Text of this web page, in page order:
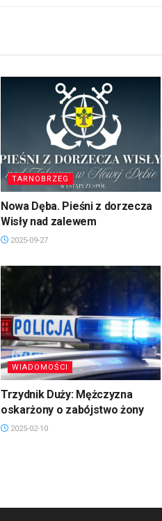
TARNOBRZEG
Nowa Dęba. Pieśni z dorzecza
Wisły nad zalewem
2025-09-27
WIADOMOŚCI
Trzydnik Duży: Mężczyzna
oskarżony o zabójstwo żony
2025-02-10